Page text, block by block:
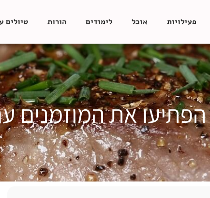
פעילויות אוכל לימודים הורות טיולים
את המוזמנים